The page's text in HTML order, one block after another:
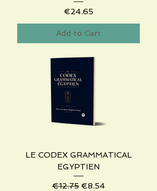
Price
€24.65
Add to Cart
LE CODEX GRAMMATICAL
EGYPTIEN
Regular Price
€12.75 Sale Price
€8.54